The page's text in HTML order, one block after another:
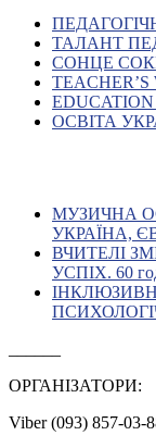
ТАЛАНТ
СОНЦЕ
EDUCATION
ОСВІТА
МУЗИЧНА
УКРАЇНА,
ВЧИТЕЛІ
УСПІХ. 60
ОРГАНІЗАТОРИ:
Viber (093) 857-03-